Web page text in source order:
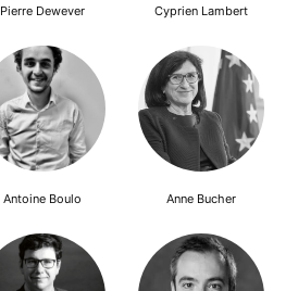
Pierre Dewever Cyprien Lambert
Antoine Boulo Anne Bucher